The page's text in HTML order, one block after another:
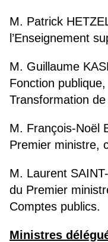
M. Patrick
l’Enseignement
M. Guillaume
Fonction
Transformation de
M. François-Noël
Premier ministre,
M. Laurent
du Premier
Comptes publics.
Ministres